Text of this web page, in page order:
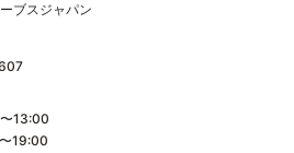
ブスジャパン
13:00
19:00